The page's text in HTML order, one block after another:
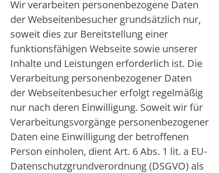
Wir verarbeiten personenbezogene Daten
der Webseitenbesucher grundsätzlich nur,
soweit dies zur Bereitstellung einer
funktionsfähigen Webseite sowie unserer
Inhalte und Leistungen erforderlich ist. Die
Verarbeitung personenbezogener Daten
der Webseitenbesucher erfolgt regelmäßig
nur nach deren Einwilligung. Soweit wir für
Verarbeitungsvorgänge personenbezogener
Daten eine Einwilligung der betroffenen
Person einholen, dient Art. 6 Abs. 1 lit. a EU-
Datenschutzgrundverordnung (DSGVO) als